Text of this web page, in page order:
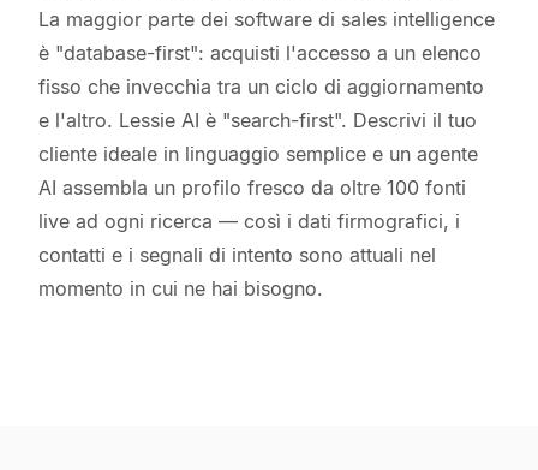
La maggior parte dei software di sales intelligence
è "database-first": acquisti l'accesso a un elenco
fisso che invecchia tra un ciclo di aggiornamento
e l'altro. Lessie AI è "search-first". Descrivi il tuo
cliente ideale in linguaggio semplice e un agente
AI assembla un profilo fresco da oltre 100 fonti
live ad ogni ricerca — così i dati firmografici, i
contatti e i segnali di intento sono attuali nel
momento in cui ne hai bisogno.